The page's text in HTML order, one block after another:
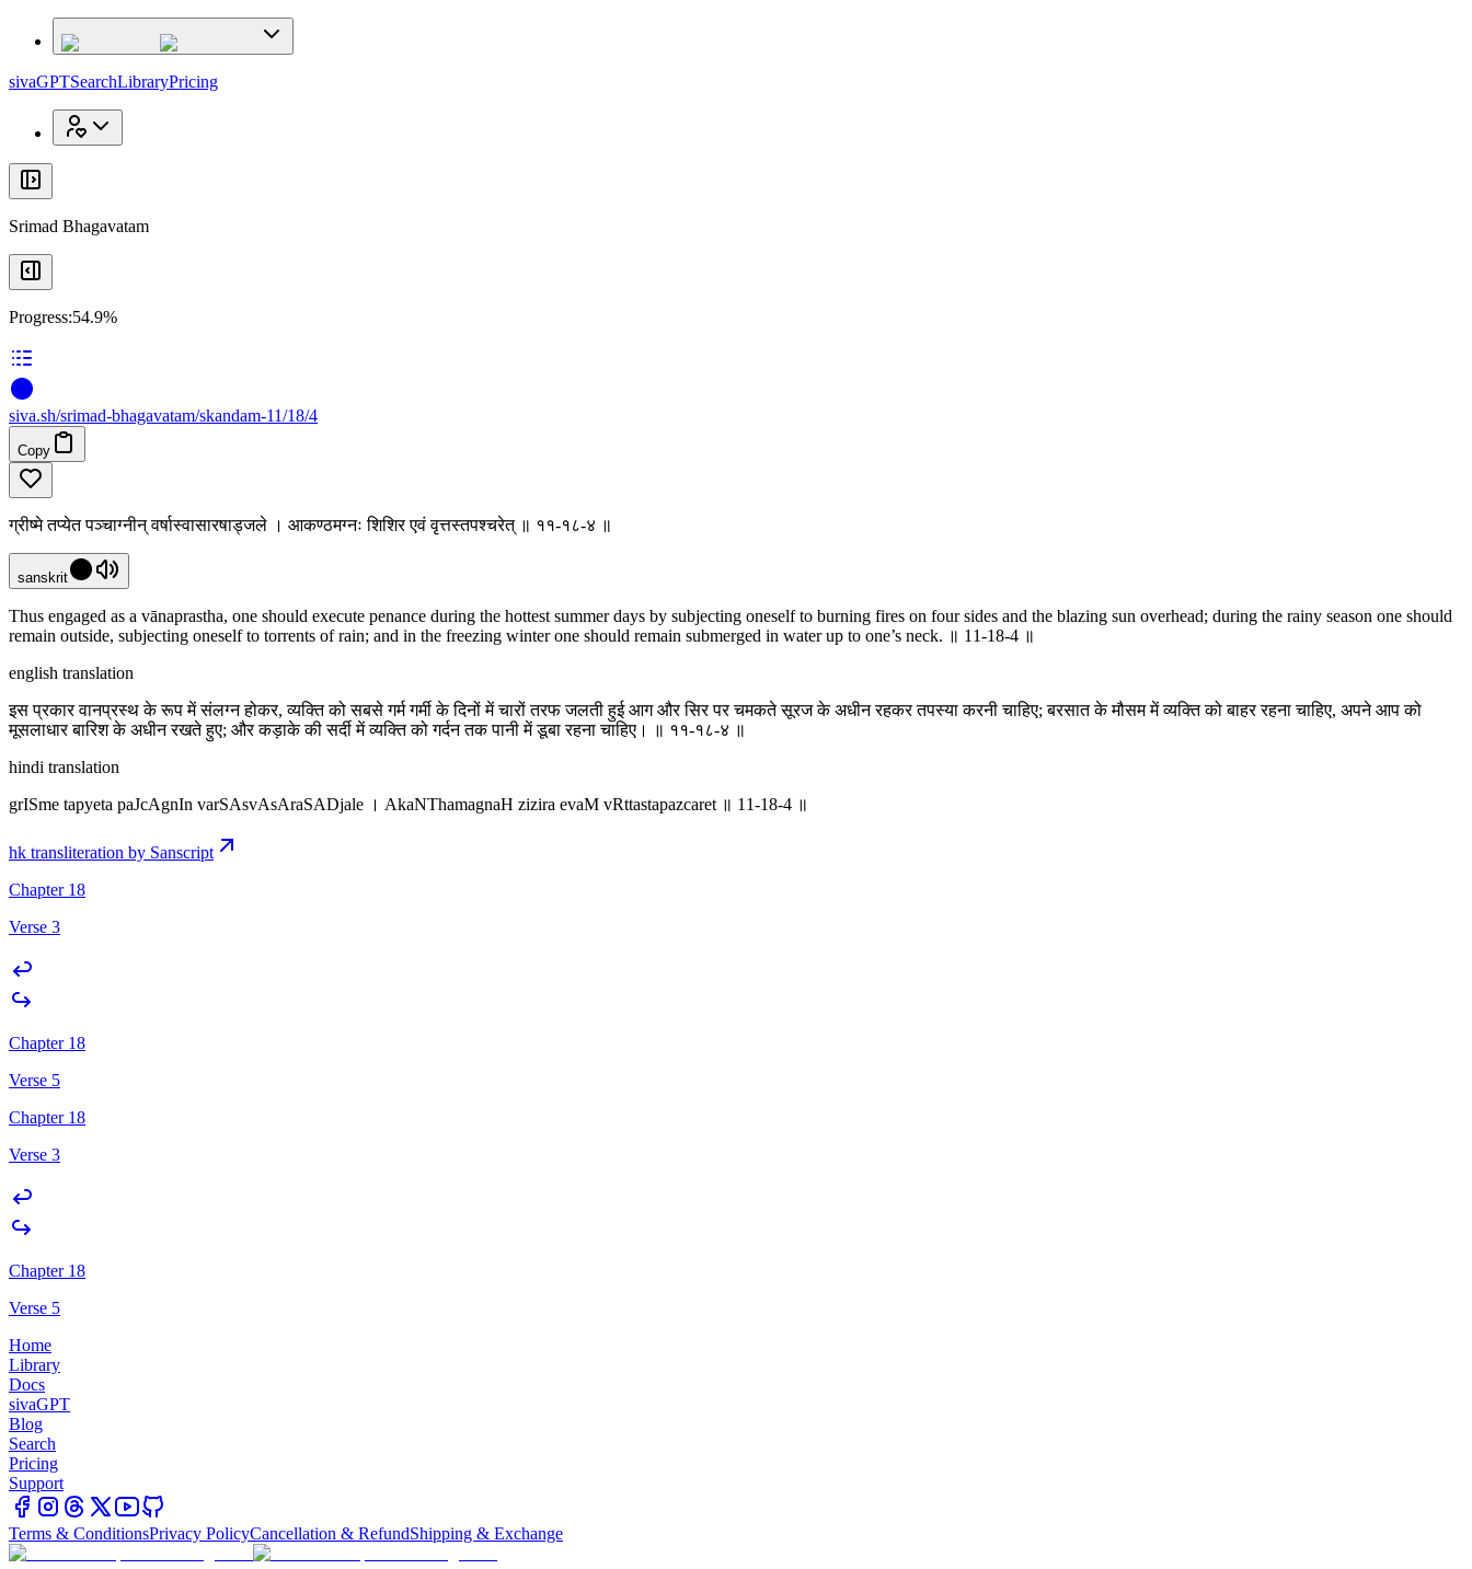
sivaGPTSearchLibraryPricing
Srimad Bhagavatam
Progress:54.9%
siva.sh/srimad-bhagavatam/skandam-11/18/4
Copy
ग्रीष्मे तप्येत पञ्चाग्नीन् वर्षास्वासारषाड्जले । आकण्ठमग्नः शिशिर एवं वृत्तस्तपश्चरेत् ॥ ११-१८-४ ॥
sanskrit
Thus engaged as a vānaprastha, one should execute penance during the hottest summer days by subjecting oneself to burning fires on four sides and the blazing sun overhead; during the rainy season one should
remain outside, subjecting oneself to torrents of rain; and in the freezing winter one should remain submerged in water up to one’s neck. ॥ 11-18-4 ॥
english translation
इस प्रकार वानप्रस्थ के रूप में संलग्न होकर, व्यक्ति को सबसे गर्म गर्मी के दिनों में चारों तरफ जलती हुई आग और सिर पर चमकते सूरज के अधीन रहकर तपस्या करनी चाहिए; बरसात के मौसम में व्यक्ति को बाहर रहना चाहिए, अपने आप को
मूसलाधार बारिश के अधीन रखते हुए; और कड़ाके की सर्दी में व्यक्ति को गर्दन तक पानी में डूबा रहना चाहिए। ॥ ११-१८-४ ॥
hindi translation
grISme tapyeta paJcAgnIn varSAsvAsAraSADjale । AkaNThamagnaH zizira evaM vRttastapazcaret ॥ 11-18-4 ॥
hk transliteration by Sanscript
Chapter 18
Verse 3
Chapter 18
Verse 5
Chapter 18
Verse 3
Chapter 18
Verse 5
Home
Library
Docs
sivaGPT
Blog
Search
Pricing
Support
Terms & ConditionsPrivacy PolicyCancellation & RefundShipping & Exchange